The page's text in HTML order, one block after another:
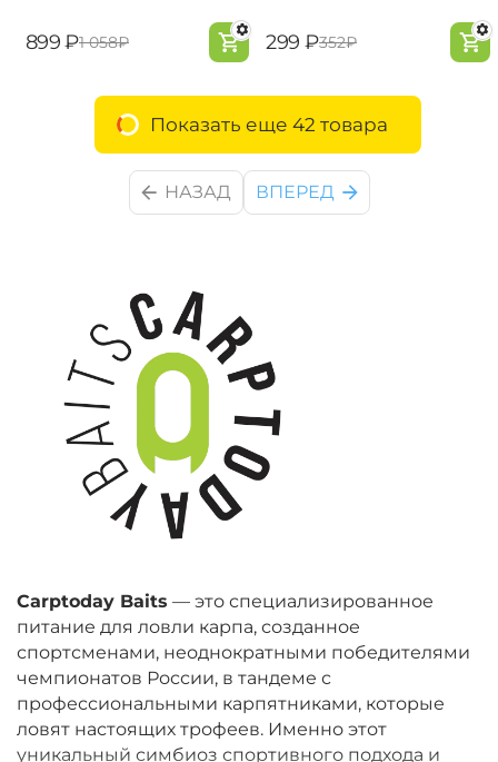
Carptoday Baits — это специализированное
питание для ловли карпа, созданное
спортсменами, неоднократными победителями
чемпионатов России, в тандеме с
профессиональными карпятниками, которые
ловят настоящих трофеев. Именно этот
уникальный симбиоз спортивного подхода и
‍899‍ ₽‍1 058‍₽ ‍299‍ ₽‍352‍₽
Показать еще 42 товара
НАЗАД ВПЕРЕД